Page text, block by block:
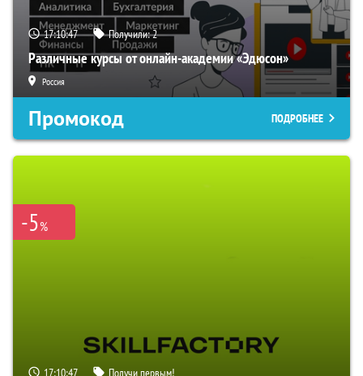
17:10:46 Получили:2
Различные курсы от онлайн-академии «Эдюсон»
Россия
Промокод ПОДРОБНЕЕ
-5%
17:10:46 Получи первым!